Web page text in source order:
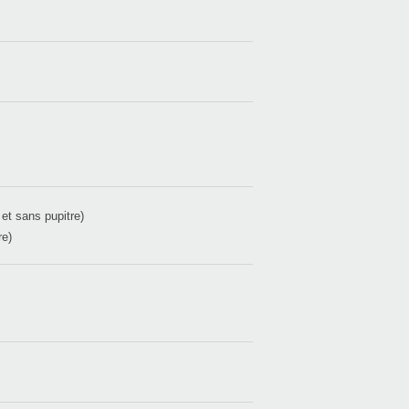
sans pupitre)